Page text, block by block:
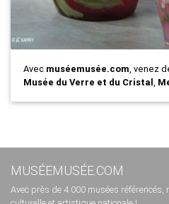
Avec muséemusée.com, venez
Musée du Verre et du Cristal,
MUSÉEMUSÉE.COM
Avec près de 4 000 musées référencés,